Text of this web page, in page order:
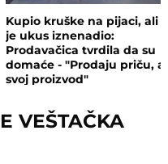
Kupio kruške na pijaci, ali
je ukus iznenadio:
Prodavačica tvrdila da su
domaće - "Prodaju priču, a
svoj proizvod"
VEŠTAČKA